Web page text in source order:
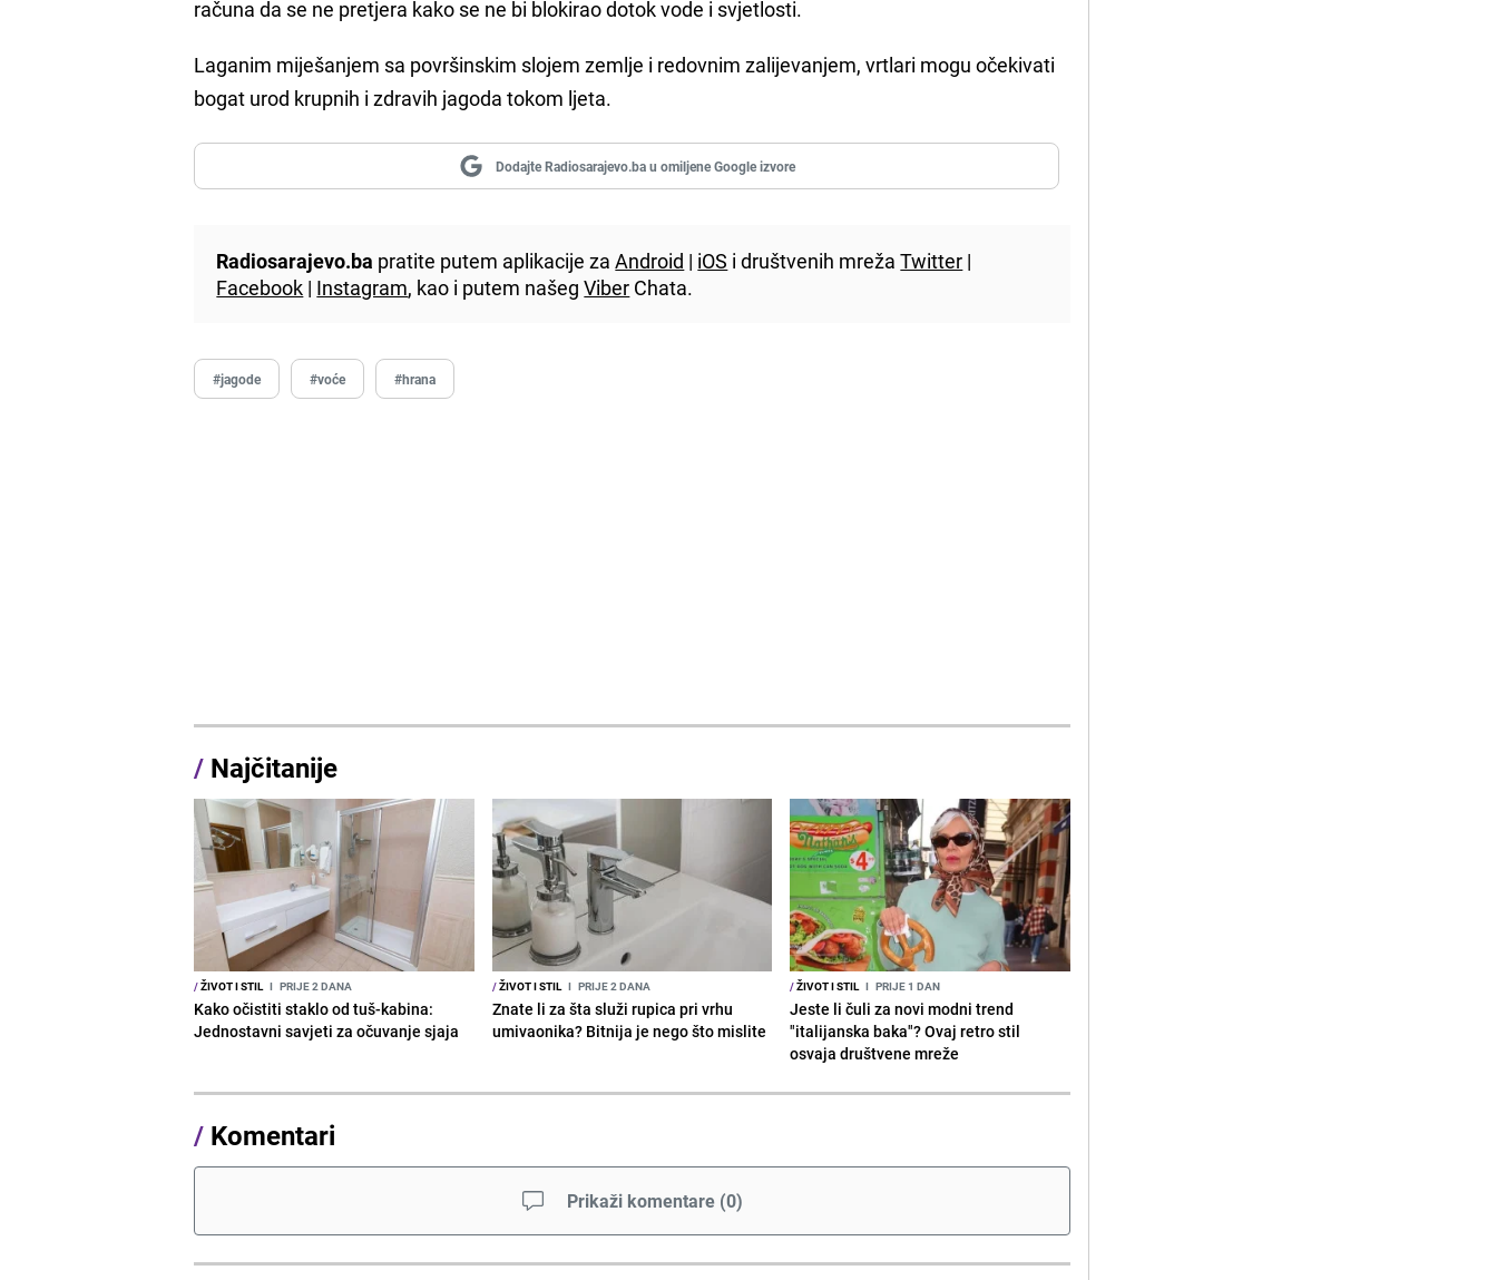
računa da se ne pretjera kako se ne bi blokirao dotok vode i svjetlosti.
Laganim miješanjem sa površinskim slojem zemlje i redovnim zalijevanjem, vrtlari mogu očekivati
bogat urod krupnih i zdravih jagoda tokom ljeta.
Dodajte Radiosarajevo.ba u omiljene Google izvore
Radiosarajevo.ba pratite putem aplikacije zaAndroid | iOS i društvenih mrežaTwitter |
Facebook | Instagram, kao i putem našegViber Chata.
#jagode #voće #hrana
/ Najčitanije
/ŽIVOT I STIL I PRIJE 2 DANA
Kako očistiti staklo od tuš-kabina:
Jednostavni savjeti za očuvanje sjaja
/ŽIVOT I STIL I PRIJE 2 DANA
Znate li za šta služi rupica pri vrhu
umivaonika? Bitnija je nego što mislite
/ŽIVOT I STIL I PRIJE 1 DAN
Jeste li čuli za novi modni trend
"italijanska baka"? Ovaj retro stil
osvaja društvene mreže
/ Komentari
Prikaži komentare (0)